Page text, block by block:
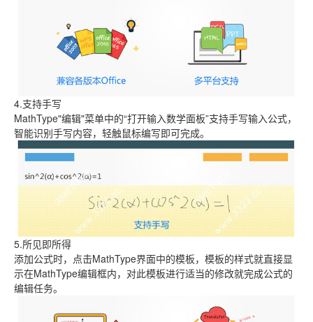
4.支持手写
MathType"编辑"菜单中的“打开输入数学面板”支持手写输入公式，
智能识别手写内容，轻触鼠标编写即可完成。
5.所见即所得
添加公式时，点击MathType界面中的模板，模板的样式就直接显
示在MathType编辑框内，对此模板进行适当的修改就完成公式的
编辑任务。